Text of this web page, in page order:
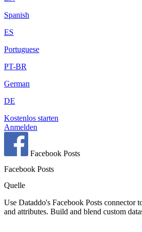
Spanish
ES
Portuguese
PT-BR
German
DE
Kostenlos starten
Anmelden
Facebook Posts
Facebook Posts
Quelle
Use Dataddo's Facebook Posts
and attributes. Build and blend custom